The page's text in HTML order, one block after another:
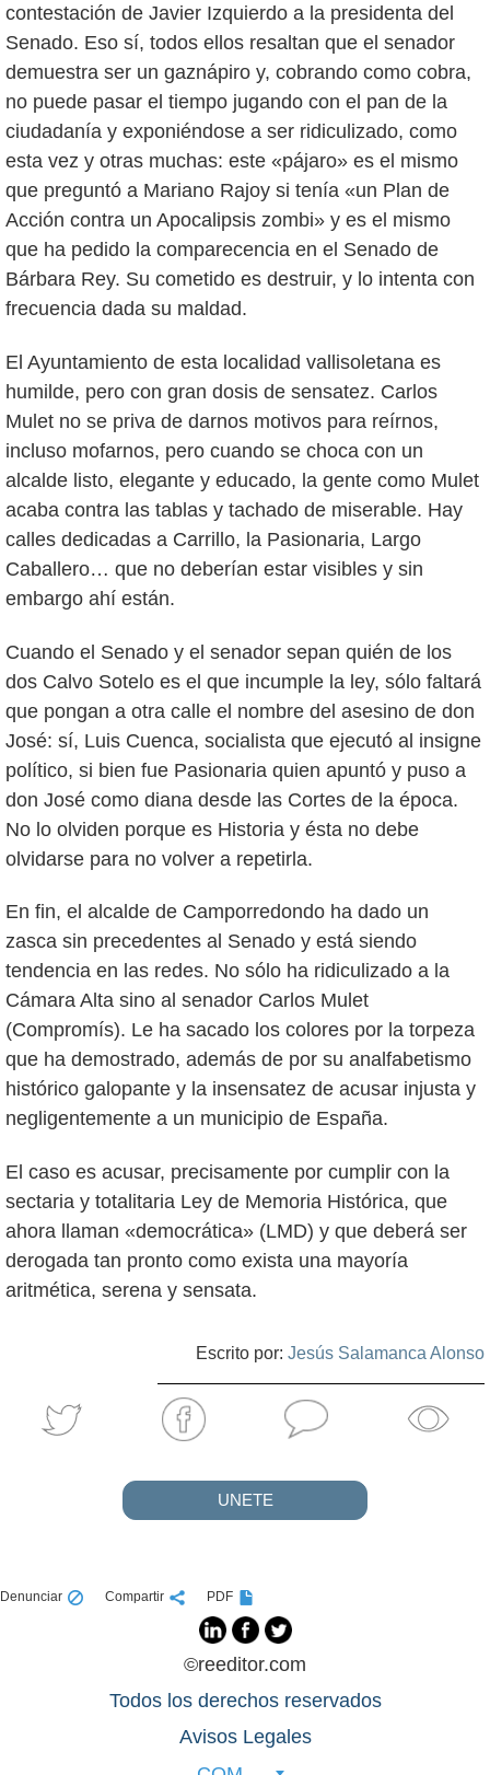
contestación de Javier Izquierdo a la presidenta del
Senado. Eso sí, todos ellos resaltan que el senador
demuestra ser un gaznápiro y, cobrando como cobra,
no puede pasar el tiempo jugando con el pan de la
ciudadanía y exponiéndose a ser ridiculizado, como
esta vez y otras muchas: este «pájaro» es el mismo
que preguntó a Mariano Rajoy si tenía «un Plan de
Acción contra un Apocalipsis zombi» y es el mismo
que ha pedido la comparecencia en el Senado de
Bárbara Rey. Su cometido es destruir, y lo intenta con
frecuencia dada su maldad.
El Ayuntamiento de esta localidad vallisoletana es
humilde, pero con gran dosis de sensatez. Carlos
Mulet no se priva de darnos motivos para reírnos,
incluso mofarnos, pero cuando se choca con un
alcalde listo, elegante y educado, la gente como Mulet
acaba contra las tablas y tachado de miserable. Hay
calles dedicadas a Carrillo, la Pasionaria, Largo
Caballero… que no deberían estar visibles y sin
embargo ahí están.
Cuando el Senado y el senador sepan quién de los
dos Calvo Sotelo es el que incumple la ley, sólo faltará
que pongan a otra calle el nombre del asesino de don
José: sí, Luis Cuenca, socialista que ejecutó al insigne
político, si bien fue Pasionaria quien apuntó y puso a
don José como diana desde las Cortes de la época.
No lo olviden porque es Historia y ésta no debe
olvidarse para no volver a repetirla.
En fin, el alcalde de Camporredondo ha dado un
zasca sin precedentes al Senado y está siendo
tendencia en las redes. No sólo ha ridiculizado a la
Cámara Alta sino al senador Carlos Mulet
(Compromís). Le ha sacado los colores por la torpeza
que ha demostrado, además de por su analfabetismo
histórico galopante y la insensatez de acusar injusta y
negligentemente a un municipio de España.
El caso es acusar, precisamente por cumplir con la
sectaria y totalitaria Ley de Memoria Histórica, que
ahora llaman «democrática» (LMD) y que deberá ser
derogada tan pronto como exista una mayoría
aritmética, serena y sensata.
Escrito por: Jesús Salamanca Alonso
UNETE
Denunciar Compartir PDF
©reeditor.com
Todos los derechos reservados
Avisos Legales